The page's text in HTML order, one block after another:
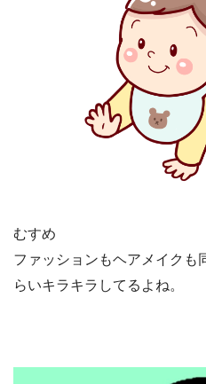
むすめ
ファッションもヘアメイクも
らいキラキラしてるよね。